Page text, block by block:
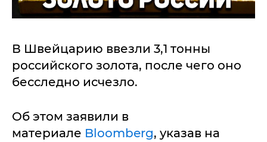
В Швейцарию ввезли 3,1 тонны
российского золота, после чего оно
бесследно исчезло.
Об этом заявили в
материале Bloomberg, указав на